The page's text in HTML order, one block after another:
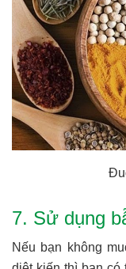
7. Sử dụng
Nếu bạn không